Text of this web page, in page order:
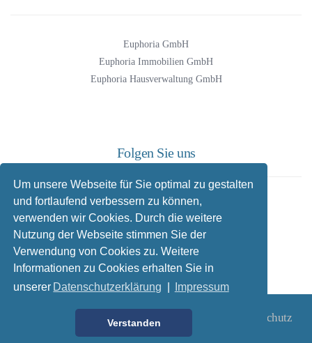
Um unsere Webseite für Sie optimal zu gestalten
und fortlaufend verbessern zu können,
verwenden wir Cookies. Durch die weitere
Nutzung der Webseite stimmen Sie der
Verwendung von Cookies zu. Weitere
Informationen zu Cookies erhalten Sie in
unserer Datenschutzerklärung Impressum
Verstanden
Euphoria GmbH
Euphoria Immobilien GmbH
Euphoria Hausverwaltung GmbH
Folgen Sie uns
Facebook
Instagram
Twitter
LinkedIn
Kontakt Datenschutz